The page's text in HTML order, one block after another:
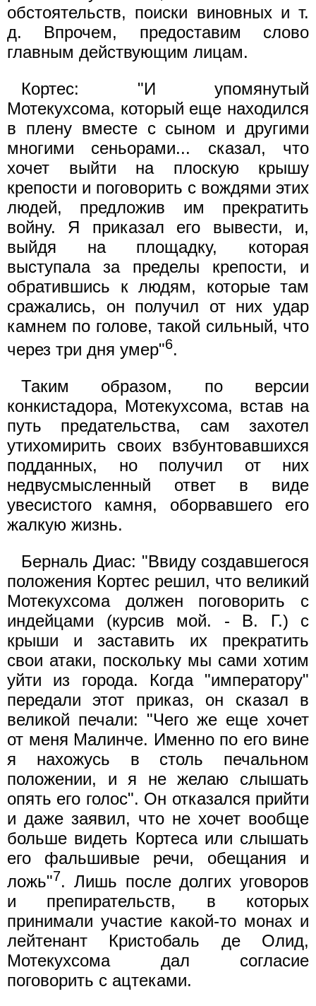
обстоятельств, поиски виновных и т.
д. Впрочем, предоставим слово
главным действующим лицам.
Кортес: "И упомянутый
Мотекухсома, который еще находился
в плену вместе с сыном и другими
многими сеньорами... сказал, что
хочет выйти на плоскую крышу
крепости и поговорить с вождями этих
людей, предложив им прекратить
войну. Я приказал его вывести, и,
выйдя на площадку, которая
выступала за пределы крепости, и
обратившись к людям, которые там
сражались, он получил от них удар
камнем по голове, такой сильный, что
через три дня умер"6.
Таким образом, по версии
конкистадора, Мотекухсома, встав на
путь предательства, сам захотел
утихомирить своих взбунтовавшихся
подданных, но получил от них
недвусмысленный ответ в виде
увесистого камня, оборвавшего его
жалкую жизнь.
Берналь Диас: "Ввиду создавшегося
положения Кортес решил, что великий
Мотекухсома должен поговорить с
индейцами (курсив мой. - В. Г.) с
крыши и заставить их прекратить
свои атаки, поскольку мы сами хотим
уйти из города. Когда "императору"
передали этот приказ, он сказал в
великой печали: "Чего же еще хочет
от меня Малинче. Именно по его вине
я нахожусь в столь печальном
положении, и я не желаю слышать
опять его голос". Он отказался прийти
и даже заявил, что не хочет вообще
больше видеть Кортеса или слышать
его фальшивые речи, обещания и
ложь"7. Лишь после долгих уговоров
и препирательств, в которых
принимали участие какой-то монах и
лейтенант Кристобаль де Олид,
Мотекухсома дал согласие
поговорить с ацтеками.